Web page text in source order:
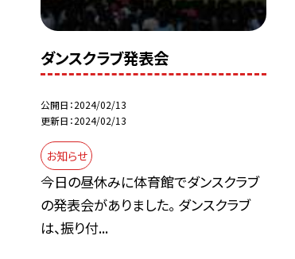
ダンスクラブ発表会
公開日 2024/02/13
更新日 2024/02/13
お知らせ
今日の昼休みに体育館でダンスクラブ
の発表会がありました。 ダンスクラブ
は、振り付...